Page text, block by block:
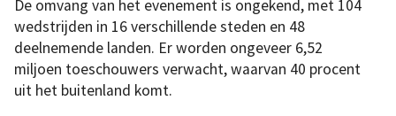
De omvang van het evenement is ongekend, met 104
wedstrijden in 16 verschillende steden en 48
deelnemende landen. Er worden ongeveer 6,52
miljoen toeschouwers verwacht, waarvan 40 procent
uit het buitenland komt.